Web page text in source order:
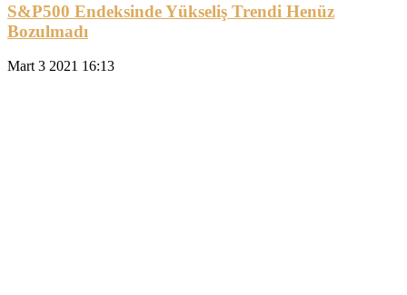
S&P500 Endeksinde Yükseliş Trendi Henüz
Bozulmadı
Mart 3 2021 16:13